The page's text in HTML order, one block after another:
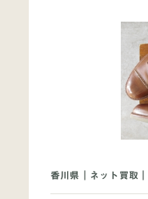
香川県｜ネット買取